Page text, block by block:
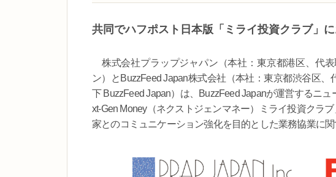
共同でハフポスト日本版「ミライ投資クラブ」
株式会社プラップジャパン（本社：東京都港区、代
ン）とBuzzFeed Japan株式会社（本社：東京都渋谷区
下 BuzzFeed Japan）は、BuzzFeed Japanが運営するニ
xt-Gen Money（ネクストジェンマネー）ミライ投資クラ
家とのコミュニケーション強化を目的とした業務協業に